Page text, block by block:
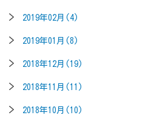
2019年02月(4)
2019年01月(8)
2018年12月(19)
2018年11月(11)
2018年10月(10)